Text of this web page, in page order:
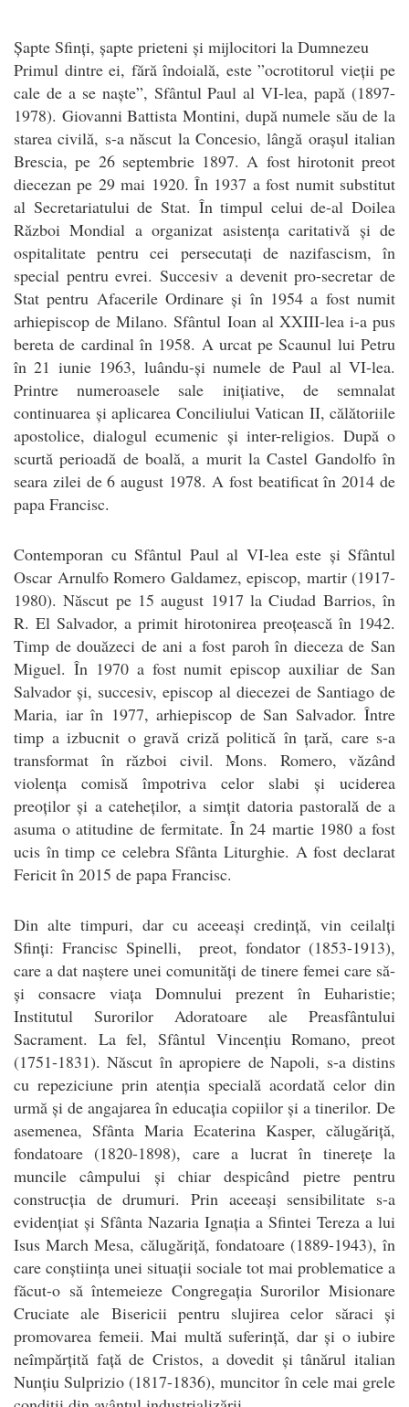
Șapte Sfinți, șapte prieteni și mijlocitori la Dumnezeu
Primul dintre ei, fără îndoială, este ”ocrotitorul vieții pe
cale de a se naște”, Sfântul Paul al VI-lea, papă (1897-
1978). Giovanni Battista Montini, după numele său de la
starea civilă, s-a născut la Concesio, lângă orașul italian
Brescia, pe 26 septembrie 1897. A fost hirotonit preot
diecezan pe 29 mai 1920. În 1937 a fost numit substitut
al Secretariatului de Stat. În timpul celui de-al Doilea
Război Mondial a organizat asistența caritativă și de
ospitalitate pentru cei persecutați de nazifascism, în
special pentru evrei. Succesiv a devenit pro-secretar de
Stat pentru Afacerile Ordinare și în 1954 a fost numit
arhiepiscop de Milano. Sfântul Ioan al XXIII-lea i-a pus
bereta de cardinal în 1958. A urcat pe Scaunul lui Petru
în 21 iunie 1963, luându-și numele de Paul al VI-lea.
Printre numeroasele sale inițiative, de semnalat
continuarea și aplicarea Conciliului Vatican II, călătoriile
apostolice, dialogul ecumenic și inter-religios. După o
scurtă perioadă de boală, a murit la Castel Gandolfo în
seara zilei de 6 august 1978. A fost beatificat în 2014 de
papa Francisc.
Contemporan cu Sfântul Paul al VI-lea este și Sfântul
Oscar Arnulfo Romero Galdamez, episcop, martir (1917-
1980). Născut pe 15 august 1917 la Ciudad Barrios, în
R. El Salvador, a primit hirotonirea preoțească în 1942.
Timp de douăzeci de ani a fost paroh în dieceza de San
Miguel. În 1970 a fost numit episcop auxiliar de San
Salvador și, succesiv, episcop al diecezei de Santiago de
Maria, iar în 1977, arhiepiscop de San Salvador. Între
timp a izbucnit o gravă criză politică în țară, care s-a
transformat în război civil. Mons. Romero, văzând
violența comisă împotriva celor slabi și uciderea
preoților și a cateheților, a simțit datoria pastorală de a
asuma o atitudine de fermitate. În 24 martie 1980 a fost
ucis în timp ce celebra Sfânta Liturghie. A fost declarat
Fericit în 2015 de papa Francisc.
Din alte timpuri, dar cu aceeași credință, vin ceilalți
Sfinți: Francisc Spinelli, preot, fondator (1853-1913),
care a dat naștere unei comunități de tinere femei care să-
și consacre viața Domnului prezent în Euharistie;
Institutul Surorilor Adoratoare ale Preasfântului
Sacrament. La fel, Sfântul Vincențiu Romano, preot
(1751-1831). Născut în apropiere de Napoli, s-a distins
cu repeziciune prin atenția specială acordată celor din
urmă și de angajarea în educația copiilor și a tinerilor. De
asemenea, Sfânta Maria Ecaterina Kasper, călugăriță,
fondatoare (1820-1898), care a lucrat în tinerețe la
muncile câmpului și chiar despicând pietre pentru
construcția de drumuri. Prin aceeași sensibilitate s-a
evidențiat și Sfânta Nazaria Ignația a Sfintei Tereza a lui
Isus March Mesa, călugăriță, fondatoare (1889-1943), în
care conștiința unei situații sociale tot mai problematice a
făcut-o să întemeieze Congregația Surorilor Misionare
Cruciate ale Bisericii pentru slujirea celor săraci și
promovarea femeii. Mai multă suferință, dar și o iubire
neîmpărțită față de Cristos, a dovedit și tânărul italian
Nunțiu Sulprizio (1817-1836), muncitor în cele mai grele